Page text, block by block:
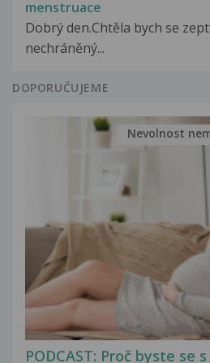
menstruace
Dobrý den.Chtěla bych se
nechráněný...
DOPORUČUJEME
PODCAST: Proč byste se
Nevolnost